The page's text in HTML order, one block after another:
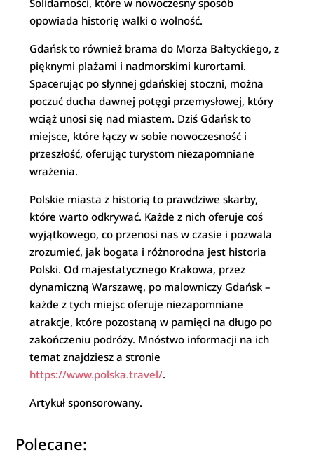
Solidarności, które w nowoczesny sposób
opowiada historię walki o wolność.
Gdańsk to również brama do Morza Bałtyckiego, z
pięknymi plażami i nadmorskimi kurortami.
Spacerując po słynnej gdańskiej stoczni, można
poczuć ducha dawnej potęgi przemysłowej, który
wciąż unosi się nad miastem. Dziś Gdańsk to
miejsce, które łączy w sobie nowoczesność i
przeszłość, oferując turystom niezapomniane
wrażenia.
Polskie miasta z historią to prawdziwe skarby,
które warto odkrywać. Każde z nich oferuje coś
wyjątkowego, co przenosi nas w czasie i pozwala
zrozumieć, jak bogata i różnorodna jest historia
Polski. Od majestatycznego Krakowa, przez
dynamiczną Warszawę, po malowniczy Gdańsk –
każde z tych miejsc oferuje niezapomniane
atrakcje, które pozostaną w pamięci na długo po
zakończeniu podróży. Mnóstwo informacji na ich
temat znajdziesz a stronie
https://www.polska.travel/.
Artykuł sponsorowany.
Polecane: